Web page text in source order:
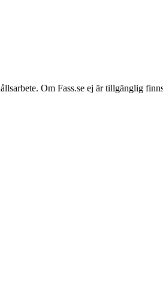
Om Fass.se ej är tillgänglig